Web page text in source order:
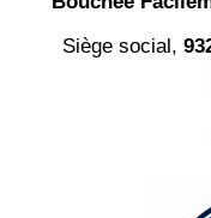
Siège social,